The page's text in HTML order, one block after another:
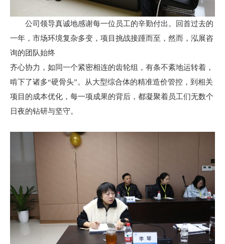
公司领导真诚地感谢每一位员工的辛勤付出。回首过去的
一年，市场环境复杂多变，项目挑战接踵而至，然而，泓展咨
询的团队始终
齐心协力，如同一个紧密相连的齿轮组，有条不紊地运转着，
啃下了诸多“硬骨头”。从大型综合体的精准造价管控，到相关
项目的成本优化，每一项成果的背后，都凝聚着员工们无数个
日夜的钻研与坚守。